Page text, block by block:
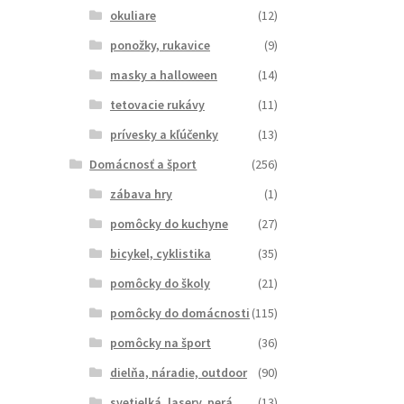
okuliare
(12)
ponožky, rukavice
(9)
masky a halloween
(14)
tetovacie rukávy
(11)
prívesky a kľúčenky
(13)
Domácnosť a šport
(256)
zábava hry
(1)
pomôcky do kuchyne
(27)
bicykel, cyklistika
(35)
pomôcky do školy
(21)
pomôcky do domácnosti (115)
pomôcky na šport
(36)
dielňa, náradie, outdoor
(90)